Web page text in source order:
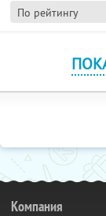
По рейтингу
Компания